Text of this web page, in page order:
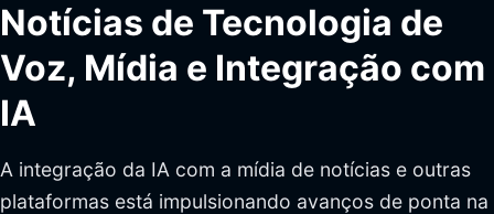
Notícias de Tecnologia de
Voz, Mídia e Integração com
IA
A integração da IA com a mídia de notícias e outras
plataformas está impulsionando avanços de ponta na